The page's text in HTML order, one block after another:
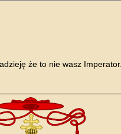
że to nie wasz